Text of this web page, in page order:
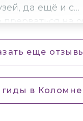
да ещё и с
на
и
еще
гиды в Коломне